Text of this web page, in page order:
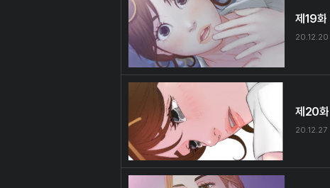
제19화
20.12.20
제20화
20.12.27